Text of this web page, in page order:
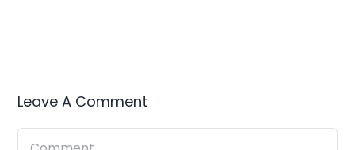
Leave A Comment
Comment